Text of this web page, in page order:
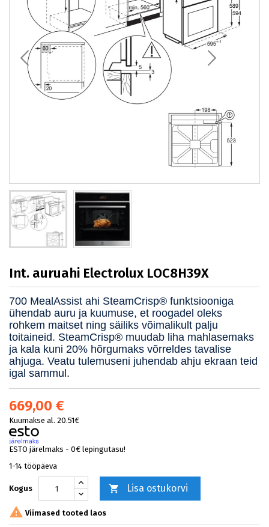
Int. auruahi Electrolux LOC8H39X
700 MealAssist ahi SteamCrisp® funktsiooniga
ühendab auru ja kuumuse, et roogadel oleks
rohkem maitset ning säiliks võimalikult palju
toitaineid. SteamCrisp® muudab liha mahlasemaks
ja kala kuni 20% hõrgumaks võrreldes tavalise
ahjuga. Veatu tulemuseni juhendab ahju ekraan teid
igal sammul.
669,00 €
Kuumakse al. 20.51€
ESTO järelmaks - 0€ lepingutasu!
1-14 tööpäeva
Kogus  Lisa ostukorvi
 Viimased tooted laos